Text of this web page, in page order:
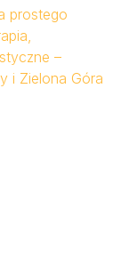
prostego
–
i Zielona Góra